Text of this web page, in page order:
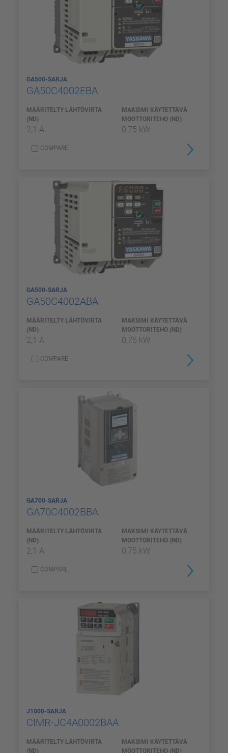
GA500-SARJA
GA50C4002EBA
MÄÄRITELTY LÄHTÖVIRTA
(ND)
2,1 A
MAKSIMI KÄYTETTÄVÄ
MOOTTORITEHO (ND)
0,75 kW
COMPARE
GA500-SARJA
GA50C4002ABA
MÄÄRITELTY LÄHTÖVIRTA
(ND)
2,1 A
MAKSIMI KÄYTETTÄVÄ
MOOTTORITEHO (ND)
0,75 kW
COMPARE
GA700-SARJA
GA70C4002BBA
MÄÄRITELTY LÄHTÖVIRTA
(ND)
2,1 A
MAKSIMI KÄYTETTÄVÄ
MOOTTORITEHO (ND)
0,75 kW
COMPARE
J1000-SARJA
CIMR-JC4A0002BAA
MÄÄRITELTY LÄHTÖVIRTA
(ND)
MAKSIMI KÄYTETTÄVÄ
MOOTTORITEHO (ND)